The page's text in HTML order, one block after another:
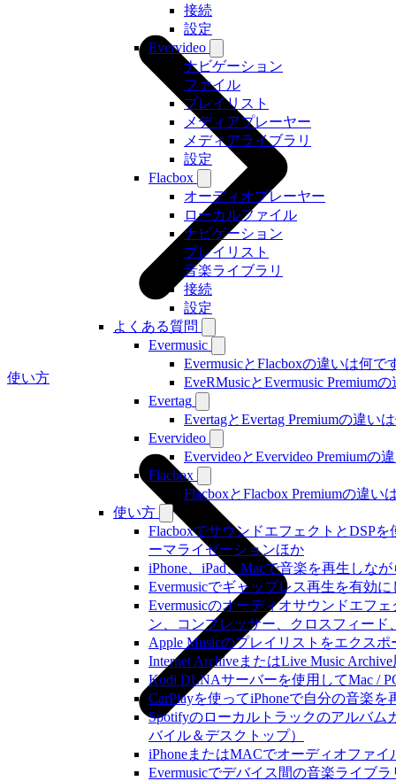
接続
設定
Evervideo
ナビゲーション
ファイル
プレイリスト
メディアプレーヤー
メディアライブラリ
設定
Flacbox
オーディオプレーヤー
ローカルファイル
ナビゲーション
プレイリスト
音楽ライブラリ
接続
設定
よくある質問
Evermusic
EvermusicとFlacboxの違いは何で
EveRMusicとEvermusic Premium
Evertag
EvertagとEvertag Premiumの違い
Evervideo
EvervideoとEvervideo Premiumの
Flacbox
FlacboxとFlacbox Premiumの違い
使い方
FlacboxでサウンドエフェクトとDSPを
ーマライゼーションほか
iPhone、iPad、Macで音楽を再生しな
Evermusicでギャップレス再生を有効
Evermusicのオーディオサウンドエフ
ン、コンプレッサー、クロスフィード
Apple Musicのプレイリストをエクス
Internet ArchiveまたはLive Music
Kodi DLNAサーバーを使用してMac /
CarPlayを使ってiPhoneで自分の音楽を
Spotifyのローカルトラックのアルバ
バイル＆デスクトップ）
iPhoneまたはMACでオーディオファ
Evermusicでデバイス間の音楽ライブ
使い方